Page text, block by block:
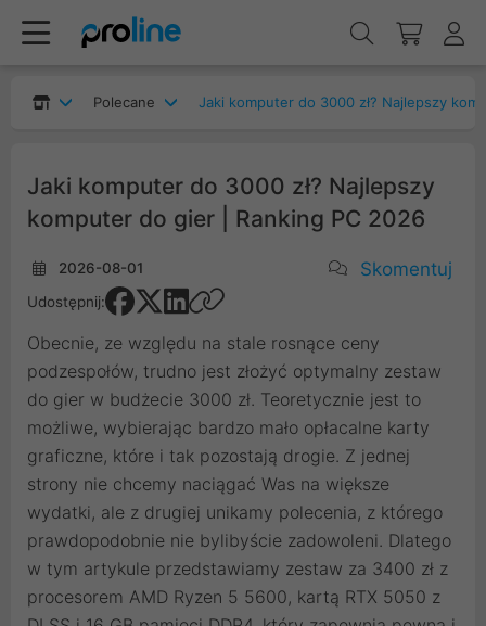
Polecane
Jaki komputer do 3000 zł? Najlepszy
komputer do gier | Ranking PC 2026
2026-08-01 Skomentuj
Udostępnij:
Obecnie, ze względu na stale rosnące ceny
podzespołów, trudno jest złożyć optymalny zestaw
do gier w budżecie 3000 zł. Teoretycznie jest to
możliwe, wybierając bardzo mało opłacalne karty
graficzne, które i tak pozostają drogie. Z jednej
strony nie chcemy naciągać Was na większe
wydatki, ale z drugiej unikamy polecenia, z którego
prawdopodobnie nie bylibyście zadowoleni. Dlatego
w tym artykule przedstawiamy zestaw za 3400 zł z
procesorem AMD Ryzen 5 5600, kartą RTX 5050 z